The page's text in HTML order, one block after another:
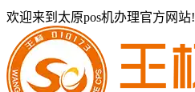
欢迎来到太原pos机办理官方网站!